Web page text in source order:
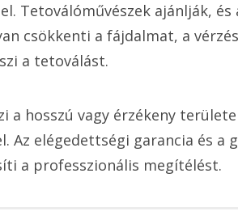
Tetoválóművészek ajánlják, és
csökkenti a fájdalmat, a
a tetoválást.
a hosszú vagy érzékeny
Az elégedettségi garancia és a
a professzionális megítélést.